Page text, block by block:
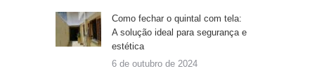
Como fechar o quintal com tela:
A solução ideal para segurança e
estética
6 de outubro de 2024